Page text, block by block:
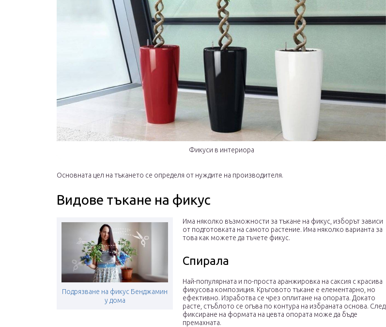
Фикуси в интериора
Основната цел на тъкането се определя от нуждите на производителя.
Видове тъкане на фикус
Подрязване на фикус Бенджамин
у дома
Има няколко възможности за тъкане на фикус, изборът зависи
от подготовката на самото растение. Има няколко варианта за
това как можете да тъчете фикус.
Спирала
Най-популярната и по-проста аранжировка на саксия с красива
фикусова композиция. Кръговото тъкане е елементарно, но
ефективно. Изработва се чрез оплитане на опората. Докато
расте, стъблото се огъва по контура на избраната основа. След
фиксиране на формата на цевта опората може да бъде
премахната.